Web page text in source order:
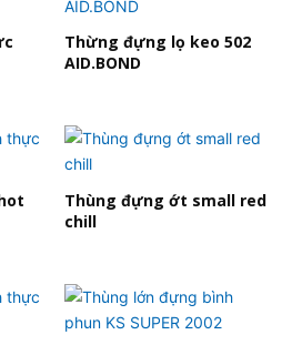
Thừng đựng lọ keo 502
AID.BOND
Thùng đựng ớt small red
chill